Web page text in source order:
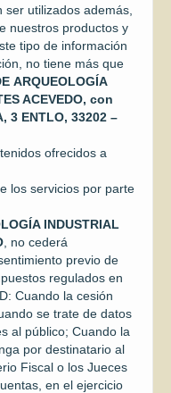
utilizados además,
nuestros productos y
tipo de información
no tiene más que
ARQUEOLOGÍA
ACEVEDO, con
3 ENTLO, 33202 –
ofrecidos a
los servicios por parte
INDUSTRIAL
, no cederá
previo de
regulados en
Cuando la cesión
se trate de datos
al público; Cuando la
por destinatario al
Fiscal o los Jueces
en el ejercicio